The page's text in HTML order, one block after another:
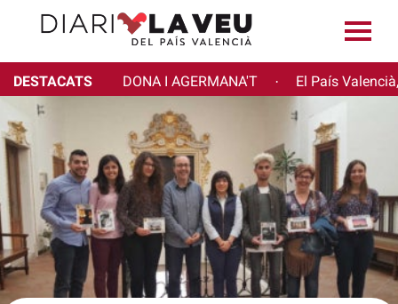
DESTACATS DONA I AGERMANA'T · El País